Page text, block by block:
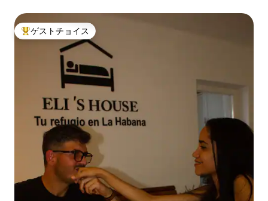
大好評のゲストチョイスです。
ゲストチョイス